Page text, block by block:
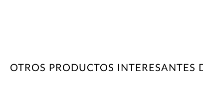
OTROS PRODUCTOS INTERESANTES